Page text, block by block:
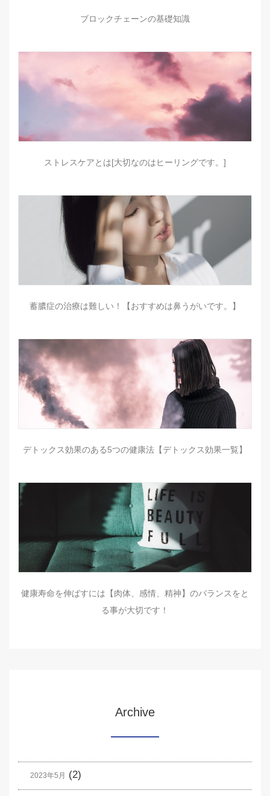
ブロックチェーンの基礎知識
ストレスケアとは[大切なのはヒーリングです。]
蓄膿症の治療は難しい！【おすすめは鼻うがいです。】
デトックス効果のある5つの健康法【デトックス効果一覧】
健康寿命を伸ばすには【肉体、感情、精神】のバランスをと
る事が大切です！
Archive
2023年5月 (2)